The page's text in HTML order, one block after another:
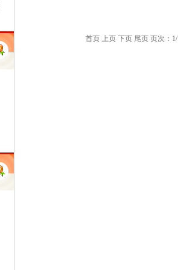
首页 上页 下页 尾页 页次：